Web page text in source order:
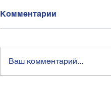
Комментарии
Ваш комментарий...